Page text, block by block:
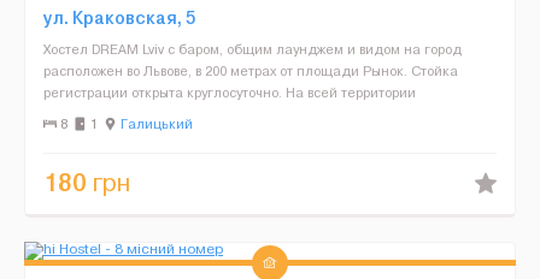
ул. Краковская, 5
Хостел DREAM Lviv с баром, общим лаунджем и видом на город
расположен во Львове, в 200 метрах от площади Рынок. Стойка
регистрации открыта круглосуточно. На всей территории
предоставляется бесплатный Wi-Fi. Гости могут самостоятел...
8 1 Галицький
180 грн